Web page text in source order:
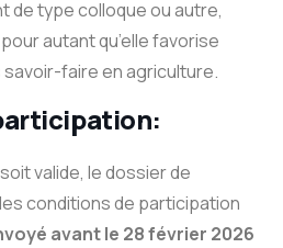
de type colloque ou autre,
autant qu’elle favorise
savoir-faire en agriculture.
valide, le dossier de
conditions de participation
avant le 28 février 2026